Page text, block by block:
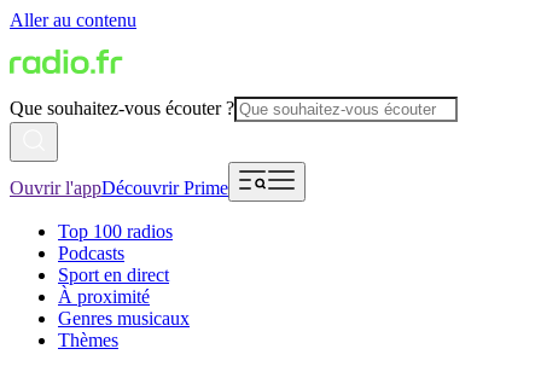
Aller au contenu
Que souhaitez-vous écouter ?
Ouvrir l'appDécouvrir Prime
Top 100 radios
Podcasts
Sport en direct
À proximité
Genres musicaux
Thèmes